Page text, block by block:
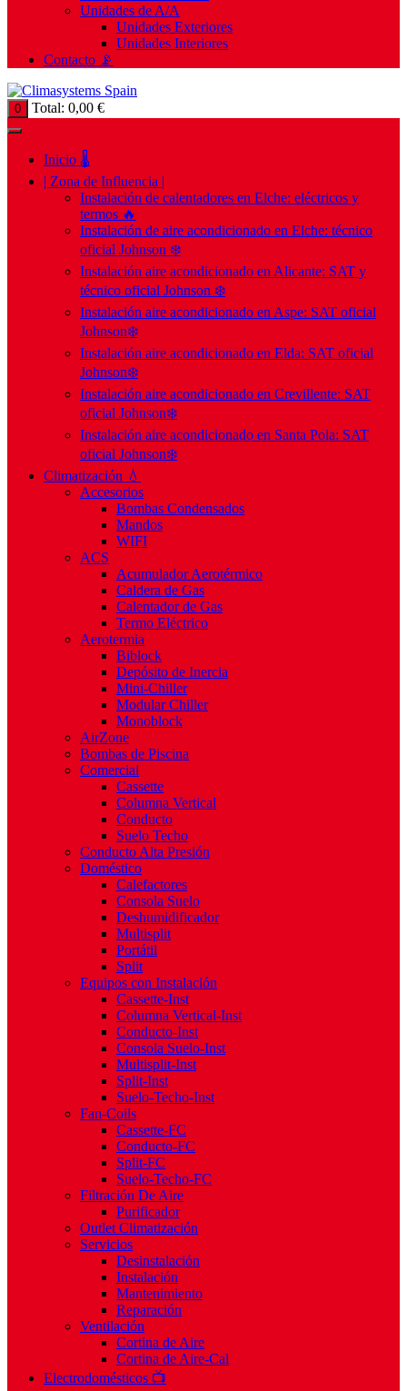
Unidades de A/A
Unidades Exteriores
Unidades Interiores
Contacto 📡
0 Total: 0,00 €
Inicio 🌡️
| Zona de Influencia |
Instalación de calentadores en Elche: eléctricos y
termos 🔥
Instalación de aire acondicionado en Elche: técnico
oficial Johnson ❄️
Instalación aire acondicionado en Alicante: SAT y
técnico oficial Johnson ❄️
Instalación aire acondicionado en Aspe: SAT oficial
Johnson❄️
Instalación aire acondicionado en Elda: SAT oficial
Johnson❄️
Instalación aire acondicionado en Crevillente: SAT
oficial Johnson❄️
Instalación aire acondicionado en Santa Pola: SAT
oficial Johnson❄️
Climatización 💧
Accesorios
Bombas Condensados
Mandos
WIFI
ACS
Acumulador Aerotérmico
Caldera de Gas
Calentador de Gas
Termo Eléctrico
Aerotermia
Biblock
Depósito de Inercia
Mini-Chiller
Modular Chiller
Monoblock
AirZone
Bombas de Piscina
Comercial
Cassette
Columna Vertical
Conducto
Suelo Techo
Conducto Alta Presión
Doméstico
Calefactores
Consola Suelo
Deshumidificador
Multisplit
Portátil
Split
Equipos con Instalación
Cassette-Inst
Columna Vertical-Inst
Conducto-Inst
Consola Suelo-Inst
Multisplit-Inst
Split-Inst
Suelo-Techo-Inst
Fan-Coils
Cassette-FC
Conducto-FC
Split-FC
Suelo-Techo-FC
Filtración De Aire
Purificador
Outlet Climatización
Servicios
Desinstalación
Instalación
Mantenimiento
Reparación
Ventilación
Cortina de Aire
Cortina de Aire-Cal
Electrodomésticos 📺